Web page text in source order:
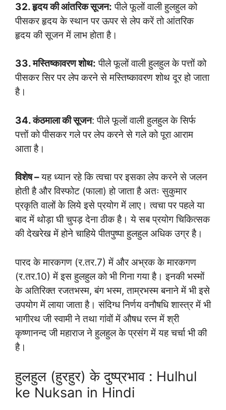
32. हृदय की आंतरिक सूजन: पीले फूलों वाली हुलहुल को
पीसकर हृदय के स्थान पर ऊपर से लेप करें तो आंतरिक
हृदय की सूजन में लाभ होता है।
33. मस्तिष्कावरण शोथ: पीले फूलों वाली हुलहुल के पत्तों को
पीसकर सिर पर लेप करने से मस्तिष्कावरण शोथ दूर हो जाता
है।
34. कंठमाला की सूजन: पीले फूलों वाली हुलहुल के सिर्फ
पत्तों को पीसकर गले पर लेप करने से गले को पूरा आराम
आता है।
विशेष –यह ध्यान रहे कि त्वचा पर इसका लेप करने से जलन
होती है और विस्फोट (फाला) हो जाता है अतः सुकुमार
प्रकृति वालों के लिये इसे प्रयोग में लाए। त्वचा पर पहले या
बाद में थोड़ा घी चुपड़ देना ठीक है। ये सब प्रयोग चिकित्सक
की देखरेख में होने चाहिये पीतपुष्पा हुलहुल अधिक उग्र है।
पारद के मारकगण (र.तर.7) में और अभ्रक के मारकगण
(र.तर.10) में इस हुलहुल को भी गिना गया है। इनकी भस्मों
के अतिरिक्त रजतभस्म, बंग भस्म, ताम्रभस्म बनाने में भी इसे
उपयोग में लाया जाता है। संदिग्ध निर्णय वनौषधि शास्त्र में भी
भागीरथ जी स्वामी ने तथा गांवों में औषध रत्न में श्री
कृष्णानन्द जी महाराज ने हुलहुल के प्रसंग में यह चर्चा भी की
है।
हुलहुल (हुरहुर) के दुष्प्रभाव : Hulhul
ke Nuksan in Hindi